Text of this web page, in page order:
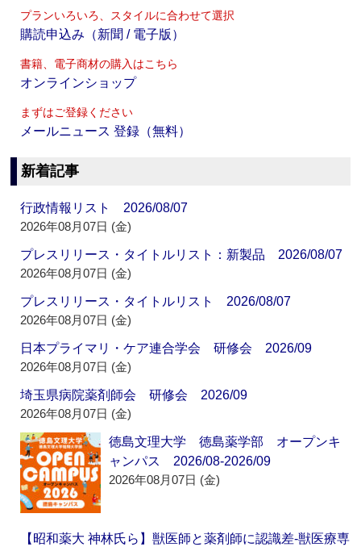
プランいろいろ、スタイルに合わせて選択
購読申込み（新聞 / 電子版）
書籍、電子商材の購入はこちら
オンラインショップ
まずはご登録ください
メールニュース 登録（無料）
新着記事
行政情報リスト 2026/08/07
2026年08月07日 (金)
プレスリリース・タイトルリスト：新製品 2026/08/07
2026年08月07日 (金)
プレスリリース・タイトルリスト 2026/08/07
2026年08月07日 (金)
日本プライマリ・ケア連合学会 研修会 2026/09
2026年08月07日 (金)
埼玉県病院薬剤師会 研修会 2026/09
2026年08月07日 (金)
徳島文理大学 徳島薬学部 オープンキ
ャンパス 2026/08-2026/09
2026年08月07日 (金)
【昭和薬大 神林氏ら】獣医師と薬剤師に認識差‐獣医療専